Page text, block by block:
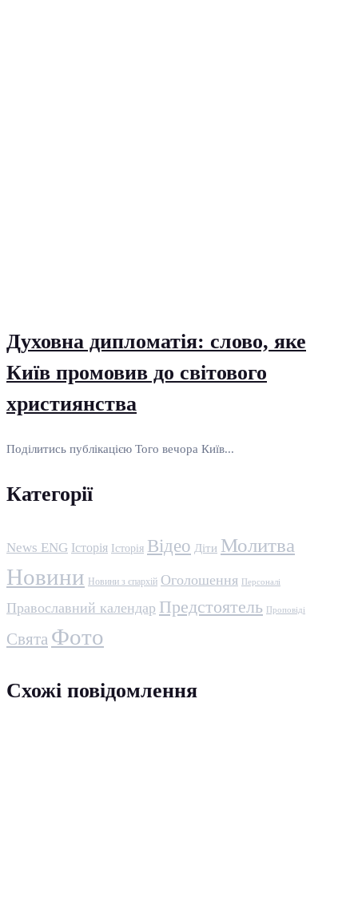
Духовна дипломатія: слово, яке
Київ промовив до світового
християнства
Поділитись публікацією Того вечора Київ...
Категорії
News ENG Історія Історія Відео Діти Молитва
Новини Новини з єпархій Оголошення Персоналі
Православний календар Предстоятель Проповіді
Свята Фото
Схожі повідомлення